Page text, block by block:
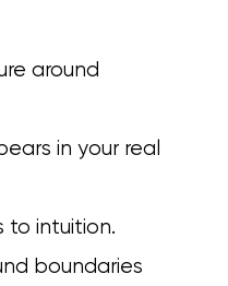
around
in your real
to intuition.
boundaries